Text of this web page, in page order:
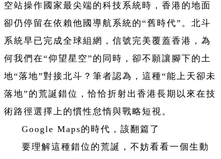
空站操作國家最尖端的科技系統時，香港的地面
卻仍停留在依賴他國導航系統的“舊時代”。北斗
系統早已完成全球組網，信號完美覆蓋香港，為
何我們在“仰望星空”的同時，卻不願讓腳下的土
地“落地”對接北斗？筆者認為，這種“能上天卻未
落地”的荒誕錯位，恰恰折射出香港長期以來在技
術路徑選擇上的慣性怠惰與戰略短視。
Google Maps的時代，該翻篇了
要理解這種錯位的荒誕，不妨看看一個生動